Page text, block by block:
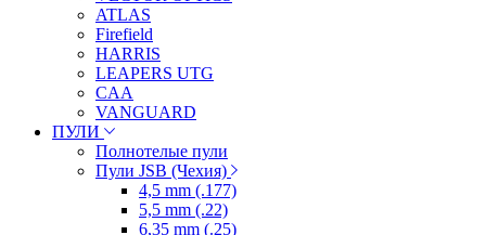
ATLAS
Firefield
HARRIS
LEAPERS UTG
CAA
VANGUARD
ПУЛИ
Полнотелые пули
Пули JSB (Чехия)
4,5 mm (.177)
5,5 mm (.22)
6,35 mm (.25)